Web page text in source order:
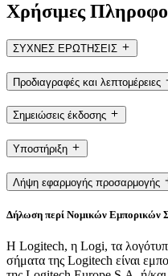
Χρήσιμες
ΣΥΧΝΕΣ ΕΡΩΤΗΣΕΙΣ
Προδιαγραφές και λεπτομέρειες
Σημειώσεις έκδοσης
Υποστήριξη
Λήψη εφαρμογής προσαρμογής
Δήλωση περί Νομικών Εμπορικών
Η Logitech, η Logi, τα
σήματα της Logitech είναι